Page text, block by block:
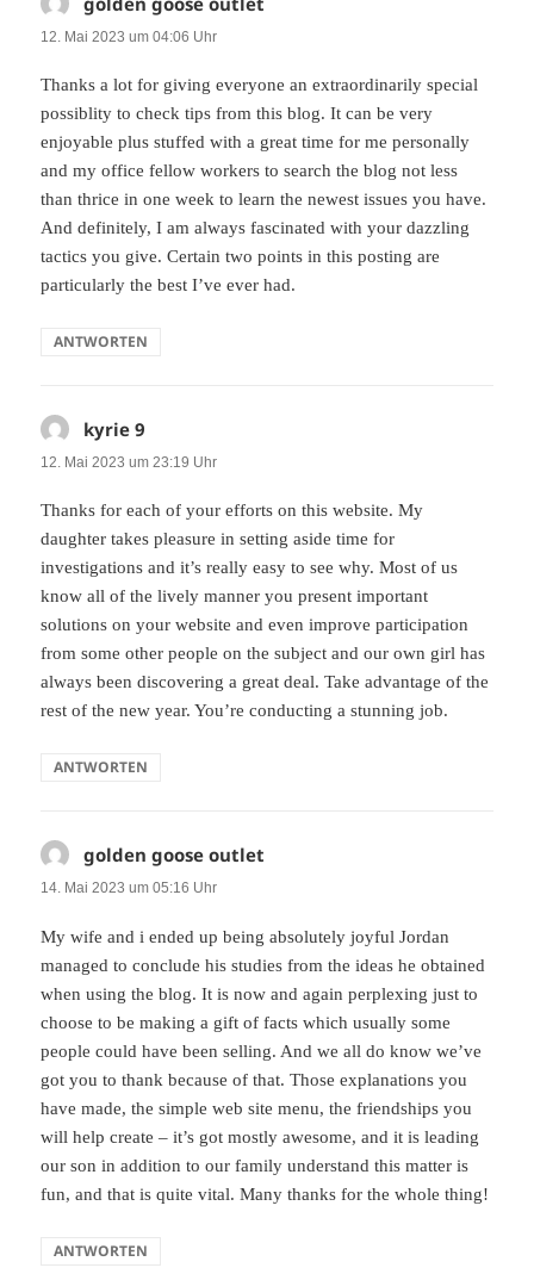
12. Mai 2023 um 04:06 Uhr
Thanks a lot for giving everyone an extraordinarily special
possiblity to check tips from this blog. It can be very
enjoyable plus stuffed with a great time for me personally
and my office fellow workers to search the blog not less
than thrice in one week to learn the newest issues you have.
And definitely, I am always fascinated with your dazzling
tactics you give. Certain two points in this posting are
particularly the best I’ve ever had.
ANTWORTEN
kyrie 9
12. Mai 2023 um 23:19 Uhr
Thanks for each of your efforts on this website. My
daughter takes pleasure in setting aside time for
investigations and it’s really easy to see why. Most of us
know all of the lively manner you present important
solutions on your website and even improve participation
from some other people on the subject and our own girl has
always been discovering a great deal. Take advantage of the
rest of the new year. You’re conducting a stunning job.
ANTWORTEN
golden goose outlet
14. Mai 2023 um 05:16 Uhr
My wife and i ended up being absolutely joyful Jordan
managed to conclude his studies from the ideas he obtained
when using the blog. It is now and again perplexing just to
choose to be making a gift of facts which usually some
people could have been selling. And we all do know we’ve
got you to thank because of that. Those explanations you
have made, the simple web site menu, the friendships you
will help create – it’s got mostly awesome, and it is leading
our son in addition to our family understand this matter is
fun, and that is quite vital. Many thanks for the whole thing!
ANTWORTEN